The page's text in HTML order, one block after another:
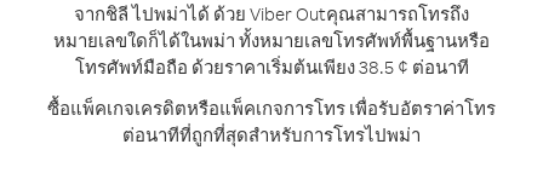
จากชิลี ไปพม่าได้ ด้วย Viber Outคุณสามารถโทรถึง
หมายเลขใดก็ได้ในพม่า ทั้งหมายเลขโทรศัพท์พื้นฐานหรือ
โทรศัพท์มือถือ ด้วยราคาเริ่มต้นเพียง 38.5 ¢ ต่อนาที
ซื้อแพ็คเกจเครดิตหรือแพ็คเกจการโทร เพื่อรับอัตราค่าโทร
ต่อนาทีที่ถูกที่สุดสำหรับการโทรไปพม่า